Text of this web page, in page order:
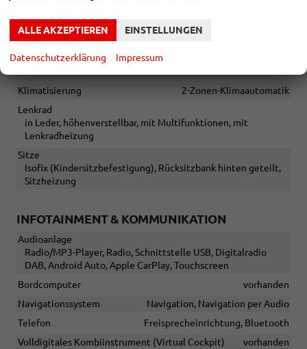
Umfang abweichen. Den genauen Ausstattungsumfang
erhalten Sie von unserem Verkaufspersonal. Bitte zögern Sie
Klimatisierung
2-Zonen-Klimaautomatik
Lenkrad
in Leder, höhenverstellbar, mit Multifunktionen, mit
Lenkradheizung
Sitze
Isofix (Kindersitzbefestigung), Rücksitzbank hinten geteilt,
Sitzheizung
INFOTAINMENT & KOMMUNIKATION
Audioanlage
Radio/MP3-Player, Radio, Schnittstelle USB, Digitalradio
DAB, Android Auto, Apple CarPlay, Touchscreen
Bordcomputer
vorhanden
Navigationssystem
Navigation, Navigation per Audio
Telefon
Freisprecheinrichtung, Bluetooth
Volldigitales Kombiinstrument (Virtual Cockpit)
vorhanden
ALLE AKZEPTIEREN EINSTELLUNGEN
Datenschutzerklärung Impressum